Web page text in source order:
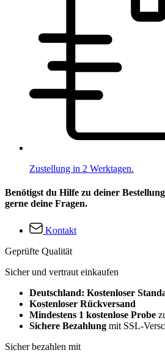
Zustellung in 2 Werktagen.
Benötigst du Hilfe zu deiner
gerne deine Fragen.
Kontakt
Geprüfte Qualität
Sicher und vertraut einkaufen
Deutschland: Kostenloser
Kostenloser Rückversand
Mindestens 1 kostenlose Probe
Sichere Bezahlung mit SSL-
Sicher bezahlen mit